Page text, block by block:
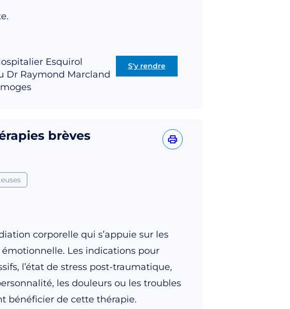
Esquirol
Dr Raymond Marcland
S'y rendre
brèves
corporelle qui s’appuie sur les
Les indications pour
l’état de stress post-traumatique,
les douleurs ou les troubles
bénéficier de cette thérapie.